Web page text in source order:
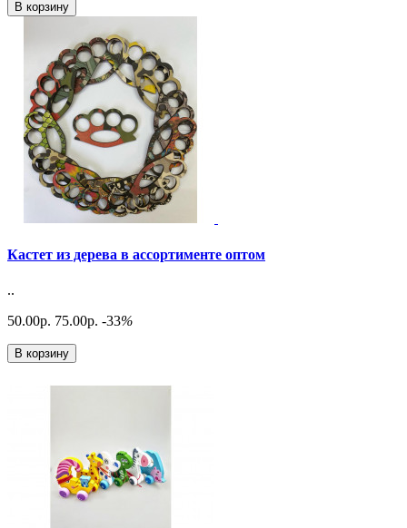
В корзину
Кастет из дерева в ассортименте оптом
..
50.00р. 75.00р. -33%
В корзину